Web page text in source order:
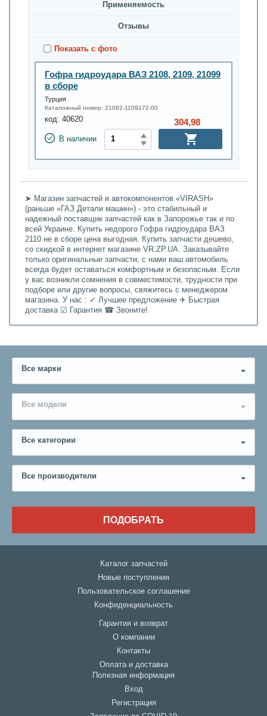
Применяемость
Oтзывы
Показать с фото
Гофра гидроудара ВАЗ 2108, 2109, 21099
в сборе
Турция
Каталожный номер: 21082-1109172-00
код: 40620
В наличии
304,98
➤ Магазин запчастей и автокомпонентов «VIRASH»
(раньше «ГАЗ Детали машин») - это стабильный и
надежный поставщик запчастей как в Запорожье так и по
всей Украине. Купить недорого Гофра гидроудара ВАЗ
2110 не в сборе цена выгодная. Купить запчасти дешево,
со скидкой в интернет магазине VR.ZP.UA. Заказывайте
только оригинальные запчасти, с нами ваш автомобиль
всегда будет оставаться комфортным и безопасным. Если
у вас возникли сомнения в совместимости, трудности при
подборе или другие вопросы, свяжитесь с менеджером
магазина. У нас : ✓ Лучшее предложение ✈ Быстрая
доставка ☑ Гарантия ☎ Звоните!
Все марки
Все модели
Все категории
Все производители
ПОДОБРАТЬ
Каталог запчастей
Новые поступления
Пользовательское соглашение
Конфиденциальность
Гарантия и возврат
О компании
Контакты
Оплата и доставка
Полезная информация
Вход
Регистрация